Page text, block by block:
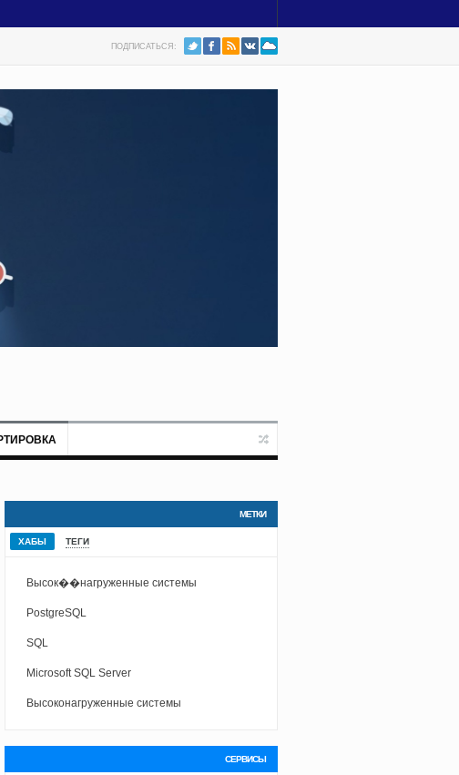
ПОДПИСАТЬСЯ:
МЕТКИ
ХАБЫ ТЕГИ
Высок��нагруженные системы
PostgreSQL
SQL
Microsoft SQL Server
Высоконагруженные системы
СЕРВИСЫ